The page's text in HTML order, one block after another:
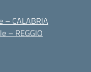
– CALABRIA
– REGGIO